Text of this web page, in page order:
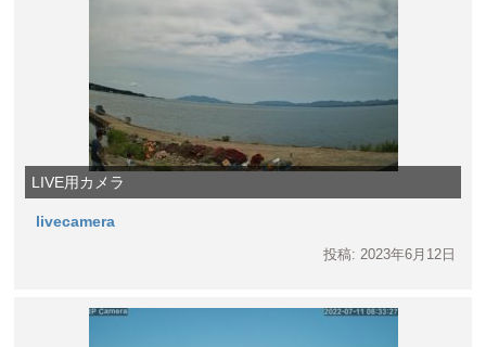
LIVE用カメラ
livecamera
投稿: 2023年6月12日